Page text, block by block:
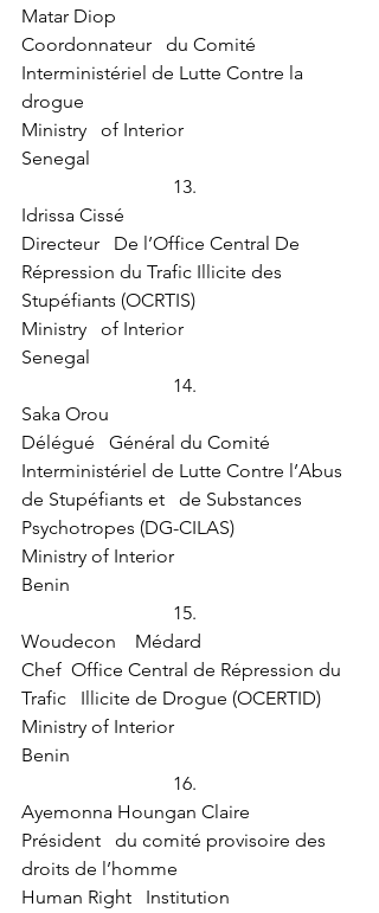
Matar Diop
Coordonnateur   du Comité
Interministériel de Lutte Contre la
drogue
Ministry   of Interior
Senegal
13.
Idrissa Cissé
Directeur   De l’Office Central De
Répression du Trafic Illicite des
Stupéfiants (OCRTIS)
Ministry   of Interior
Senegal
14.
Saka Orou
Délégué   Général du Comité
Interministériel de Lutte Contre l’Abus
de Stupéfiants et   de Substances
Psychotropes (DG-CILAS)
Ministry of Interior
Benin
15.
Woudecon    Médard
Chef  Office Central de Répression du
Trafic   Illicite de Drogue (OCERTID)
Ministry of Interior
Benin
16.
Ayemonna Houngan Claire
Président   du comité provisoire des
droits de l’homme
Human Right   Institution